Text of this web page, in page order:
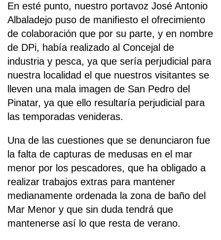
En esté punto, nuestro portavoz José Antonio
Albaladejo puso de manifiesto el ofrecimiento
de colaboración que por su parte, y en nombre
de DPi, había realizado al Concejal de
industria y pesca, ya que sería perjudicial para
nuestra localidad el que nuestros visitantes se
lleven una mala imagen de San Pedro del
Pinatar, ya que ello resultaría perjudicial para
las temporadas venideras.
Una de las cuestiones que se denunciaron fue
la falta de capturas de medusas en el mar
menor por los pescadores, que ha obligado a
realizar trabajos extras para mantener
medianamente ordenada la zona de baño del
Mar Menor y que sin duda tendrá que
mantenerse así lo que resta de verano.